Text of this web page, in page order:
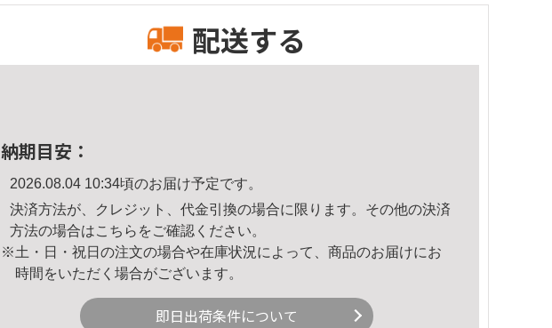
配送する
納期目安：
2026.08.04 10:34頃のお届け予定です。
決済方法が、クレジット、代金引換の場合に限ります。その他の決済
方法の場合はこちら をご確認ください。
※土・日・祝日の注文の場合や在庫状況によって、商品のお届けにお
時間をいただく場合がございます。
即日出荷条件について